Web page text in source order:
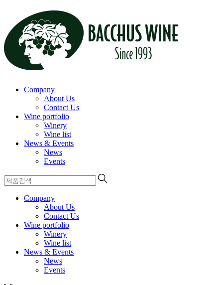
Company
About Us
Contact Us
Wine portfolio
Winery
Wine list
News & Events
News
Events
Company
About Us
Contact Us
Wine portfolio
Winery
Wine list
News & Events
News
Events